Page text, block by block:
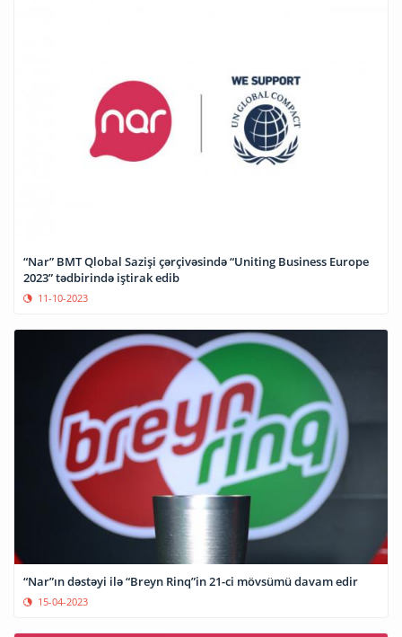
“Nar” BMT Qlobal Sazişi çərçivəsində “Uniting Business Europe
2023” tədbirində iştirak edib
11-10-2023
“Nar”ın dəstəyi ilə “Breyn Rinq”in 21-ci mövsümü davam edir
15-04-2023